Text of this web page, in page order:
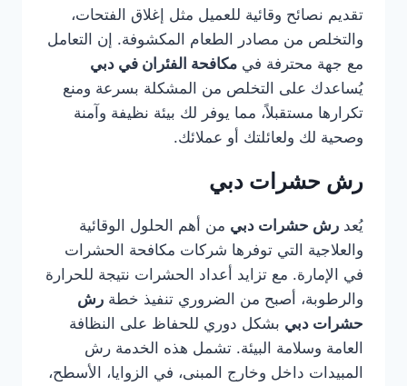
تقديم نصائح وقائية للعميل مثل إغلاق الفتحات،
والتخلص من مصادر الطعام المكشوفة. إن التعامل
مع جهة محترفة في مكافحة الفئران في دبي
يُساعدك على التخلص من المشكلة بسرعة ومنع
تكرارها مستقبلاً، مما يوفر لك بيئة نظيفة وآمنة
وصحية لك ولعائلتك أو عملائك.
رش حشرات دبي
يُعد رش حشرات دبي من أهم الحلول الوقائية
والعلاجية التي توفرها شركات مكافحة الحشرات
في الإمارة. مع تزايد أعداد الحشرات نتيجة للحرارة
والرطوبة، أصبح من الضروري تنفيذ خطة رش
حشرات دبي بشكل دوري للحفاظ على النظافة
العامة وسلامة البيئة. تشمل هذه الخدمة رش
المبيدات داخل وخارج المبنى، في الزوايا، الأسطح،